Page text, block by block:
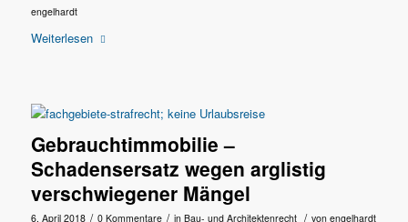
engelhardt
Weiterlesen
Gebrauchtimmobilie –
Schadensersatz wegen arglistig
verschwiegener Mängel
6. April 2018 / 0 Kommentare / in Bau- und Architektenrecht / von engelhardt